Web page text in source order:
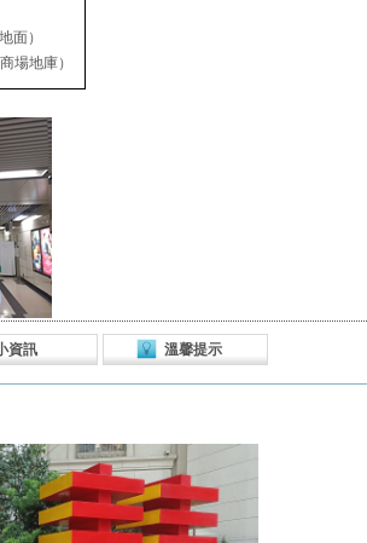
面）
場地庫）
資訊 溫馨提示